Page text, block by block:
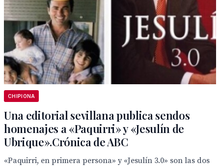
CHIPIONA
Una editorial sevillana publica sendos
homenajes a «Paquirri» y «Jesulín de
Ubrique».Crónica de ABC
«Paquirri, en primera persona» y «Jesulín 3.0» son las dos